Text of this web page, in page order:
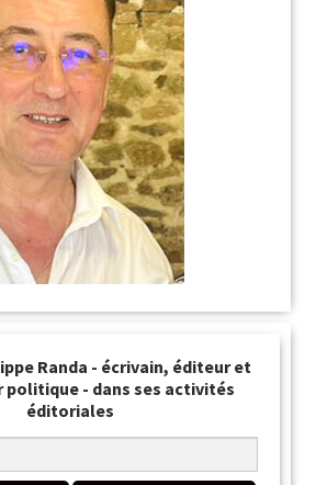
Randa - écrivain, éditeur et
politique - dans ses activités
éditoriales